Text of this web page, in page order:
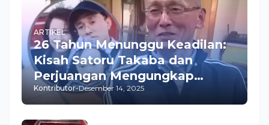
ARTIKEL
26 Tahun Menunggu Keadilan:
Kisah Satoru Takaba dan
Perjuangan Mengungkap
Pembunuhan Istrinya
Kontributor-Desember 14, 2025